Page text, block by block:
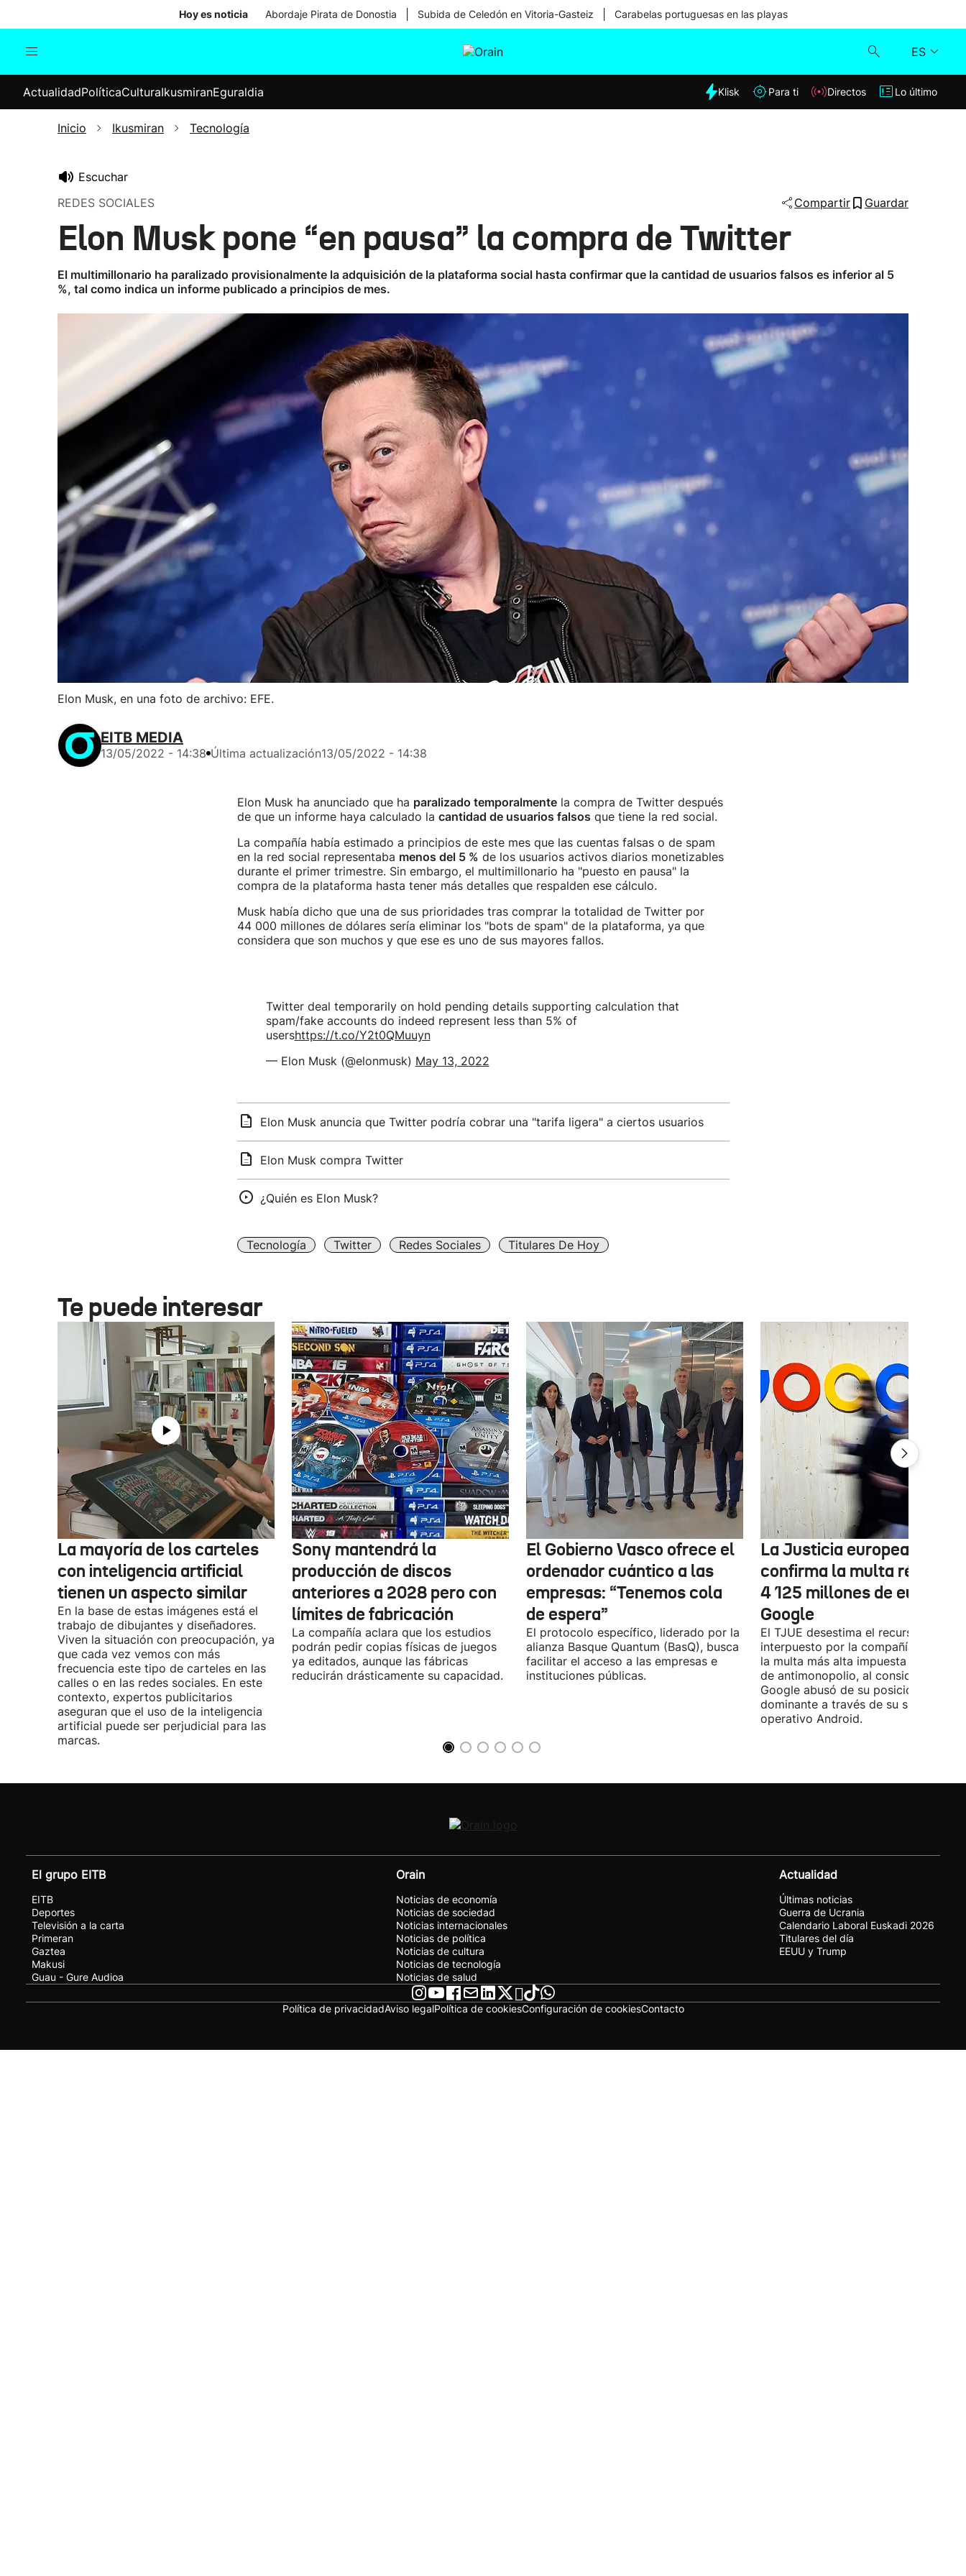
Hoy es noticia Abordaje Pirata de Donostia Subida de Celedón en Vitoria-Gasteiz Carabelas portuguesas en las playas
ES
Internacional
Elecciones
Klisk
ActualidadPolíticaCulturaIkusmiranEguraldia Klisk Para ti Directos Lo último
Inicio Ikusmiran Tecnología
Escuchar
REDES SOCIALES
Compartir Guardar
Elon Musk pone “en pausa” la compra de Twitter
El multimillonario ha paralizado provisionalmente la adquisición de la plataforma social hasta confirmar que la cantidad de usuarios falsos es inferior al 5
%, tal como indica un informe publicado a principios de mes.
Elon Musk, en una foto de archivo: EFE.
EITB MEDIA
13/05/2022 - 14:38 Última actualización13/05/2022 - 14:38
Elon Musk ha anunciado que ha paralizado temporalmentela compra de Twitter después
de que un informe haya calculado la cantidad de usuarios falsos que tiene la red social.
La compañía había estimado a principios de este mes que las cuentas falsas o de spam
en la red social representaba menos del 5 % de los usuarios activos diarios monetizables
durante el primer trimestre. Sin embargo, el multimillonario ha "puesto en pausa" la
compra de la plataforma hasta tener más detalles que respalden ese cálculo.
Musk había dicho que una de sus prioridades tras comprar la totalidad de Twitter por
44 000 millones de dólares sería eliminar los "bots de spam" de la plataforma, ya que
considera que son muchos y que ese es uno de sus mayores fallos.
Twitter deal temporarily on hold pending details supporting calculation that
spam/fake accounts do indeed represent less than 5% of
usershttps://t.co/Y2t0QMuuyn
— Elon Musk (@elonmusk) May 13, 2022
Elon Musk anuncia que Twitter podría cobrar una "tarifa ligera" a ciertos usuarios
Elon Musk compra Twitter
¿Quién es Elon Musk?
Tecnología Twitter Redes Sociales Titulares De Hoy
Te puede interesar
La mayoría de los carteles
con inteligencia artificial
tienen un aspecto similar
En la base de estas imágenes está el
trabajo de dibujantes y diseñadores.
Viven la situación con preocupación, ya
que cada vez vemos con más
frecuencia este tipo de carteles en las
calles o en las redes sociales. En este
contexto, expertos publicitarios
aseguran que el uso de la inteligencia
artificial puede ser perjudicial para las
marcas.
Sony mantendrá la
producción de discos
anteriores a 2028 pero con
límites de fabricación
La compañía aclara que los estudios
podrán pedir copias físicas de juegos
ya editados, aunque las fábricas
reducirán drásticamente su capacidad.
El Gobierno Vasco ofrece el
ordenador cuántico a las
empresas: “Tenemos cola
de espera”
El protocolo específico, liderado por la
alianza Basque Quantum (BasQ), busca
facilitar el acceso a las empresas e
instituciones públicas.
La Justicia europea
confirma la multa récord
4 125 millones de euros a
Google
El TJUE desestima el recurso
interpuesto por la compañía y
la multa más alta impuesta en un
de antimonopolio, al considerar que
Google abusó de su posición
dominante a través de su sistema
operativo Android.
El grupo EITB
EITB
Deportes
Televisión a la carta
Primeran
Gaztea
Makusi
Guau - Gure Audioa
Orain
Noticias de economía
Noticias de sociedad
Noticias internacionales
Noticias de política
Noticias de cultura
Noticias de tecnología
Noticias de salud
Actualidad
Últimas noticias
Guerra de Ucrania
Calendario Laboral Euskadi 2026
Titulares del día
EEUU y Trump
Política de privacidadAviso legalPolítica de cookiesConfiguración de cookiesContacto